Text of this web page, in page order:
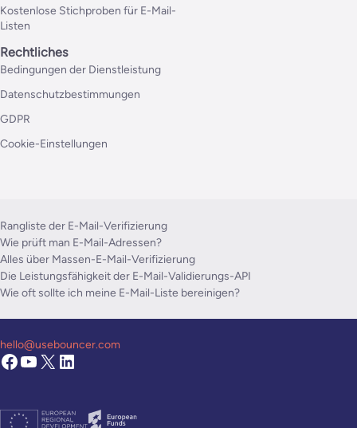
Kostenlose Stichproben für E-Mail-
Listen
Rechtliches
Bedingungen der Dienstleistung
Datenschutzbestimmungen
GDPR
Cookie-Einstellungen
Rangliste der E-Mail-Verifizierung
Wie prüft man E-Mail-Adressen?
Alles über Massen-E-Mail-Verifizierung
Die Leistungsfähigkeit der E-Mail-Validierungs-API
Wie oft sollte ich meine E-Mail-Liste bereinigen?
hello@usebouncer.com